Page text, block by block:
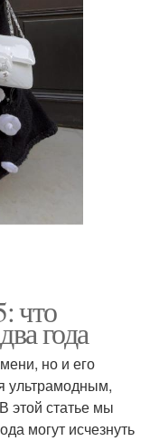
что
года
но и его
ультрамодным,
этой статье мы
могут исчезнуть